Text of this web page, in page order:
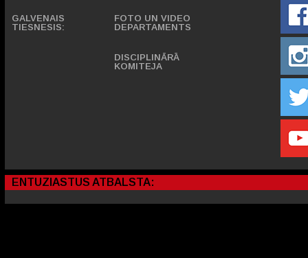
GALVENAIS
TIESNESIS:
FOTO UN VIDEO
DEPARTAMENTS
DISCIPLINĀRĀ
KOMITEJA
ENTUZIASTUS ATBALSTA: